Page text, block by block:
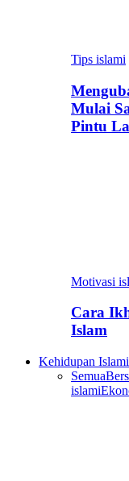
Tips islami
Mulai
Pintu
Motivasi
Cara
Islam
Kehidupan Islami
Semua
islami